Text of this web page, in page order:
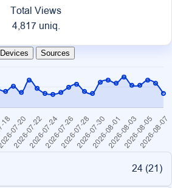
Total Views
4,817 uniq.
Devices Sources
24 (21)